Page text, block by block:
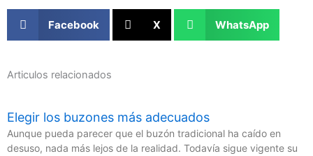
Facebook X WhatsApp
Articulos relacionados
Elegir los buzones más adecuados
Aunque pueda parecer que el buzón tradicional ha caído en
desuso, nada más lejos de la realidad. Todavía sigue vigente su